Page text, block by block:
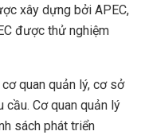
xây dựng bởi APEC,
được thử nghiệm
quan quản lý, cơ sở
cầu. Cơ quan quản lý
sách phát triển